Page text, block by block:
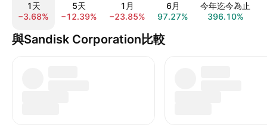
1天
−3.68%
5天
−12.39%
1月
−23.85%
6月
97.27%
今年迄今為止
396.10%
與Sandisk Corporation比較